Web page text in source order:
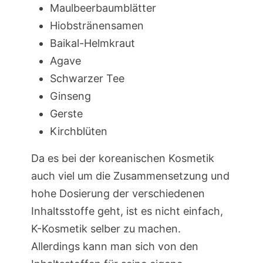
Maulbeerbaumblätter
Hiobstränensamen
Baikal-Helmkraut
Agave
Schwarzer Tee
Ginseng
Gerste
Kirchblüten
Da es bei der koreanischen Kosmetik
auch viel um die Zusammensetzung und
hohe Dosierung der verschiedenen
Inhaltsstoffe geht, ist es nicht einfach,
K-Kosmetik selber zu machen.
Allerdings kann man sich von den